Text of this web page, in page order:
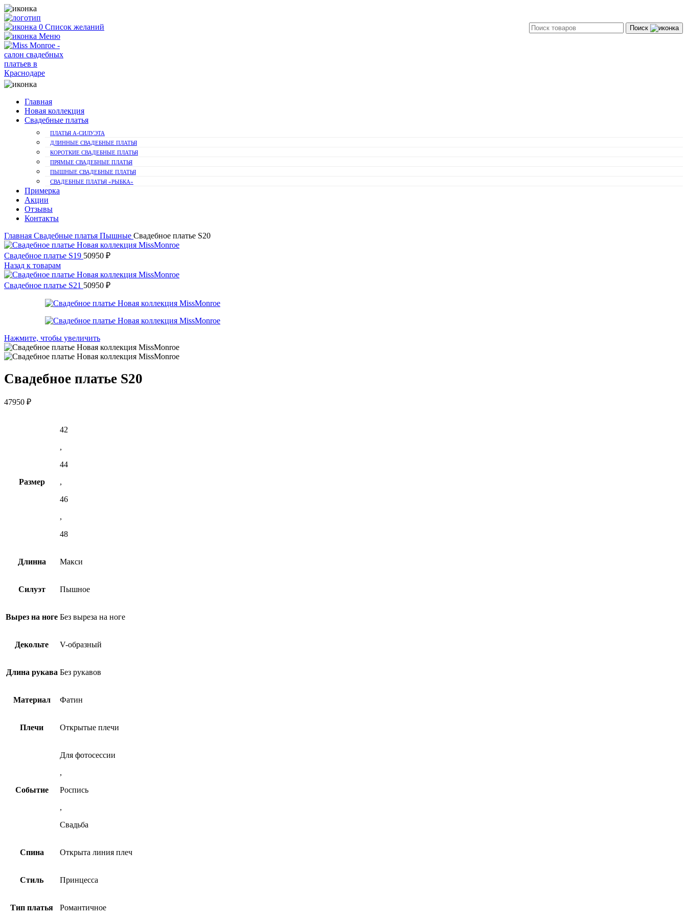
Поиск
0 Список желаний
Меню
Главная
Новая коллекция
Свадебные платья
ПЛАТЬЯ А-СИЛУЭТА
ДЛИННЫЕ СВАДЕБНЫЕ ПЛАТЬЯ
КОРОТКИЕ СВАДЕБНЫЕ ПЛАТЬЯ
ПРЯМЫЕ СВАДЕБНЫЕ ПЛАТЬЯ
ПЫШНЫЕ СВАДЕБНЫЕ ПЛАТЬЯ
СВАДЕБНЫЕ ПЛАТЬЯ «РЫБКА»
Примерка
Акции
Отзывы
Контакты
Главная Свадебные платья Пышные Свадебное платье S20
Свадебное платье S19 50950 ₽
Назад к товарам
Свадебное платье S21 50950 ₽
Нажмите, чтобы увеличить
Свадебное платье S20
47950 ₽
Размер
42
,
44
,
46
,
48
Длинна Макси
Силуэт Пышное
Вырез на ноге Без выреза на ноге
Декольте V-образный
Длина рукава Без рукавов
Материал Фатин
Плечи Открытые плечи
Событие
Для фотосессии
,
Роспись
,
Свадьба
Спина Открыта линия плеч
Стиль Принцесса
Тип платья Романтичное